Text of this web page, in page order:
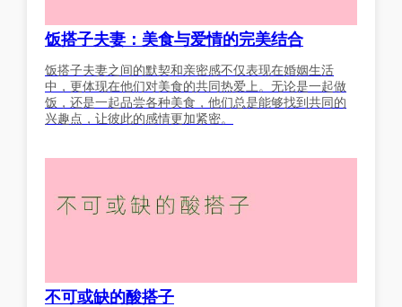
饭搭子夫妻：美食与爱情的完美结合
饭搭子夫妻之间的默契和亲密感不仅表现在婚姻生活
中，更体现在他们对美食的共同热爱上。无论是一起做
饭，还是一起品尝各种美食，他们总是能够找到共同的
兴趣点，让彼此的感情更加紧密。
不可或缺的酸搭子